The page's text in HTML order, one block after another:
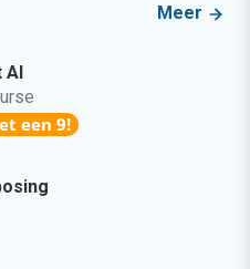
Meer
een 9!